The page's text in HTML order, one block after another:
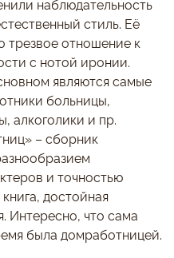
наблюдательность
стиль. Её
трезвое отношение к
с нотой иронии.
являются самые
больницы,
алкоголики и пр.
– сборник
и точностью
достойная
Интересно, что сама
была домработницей.